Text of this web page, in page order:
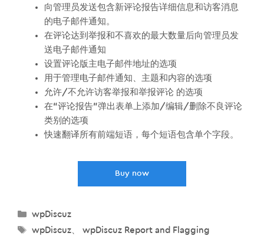
向管理员发送包含新评论报告详细信息和访客消息
的电子邮件通知。
在评论达到举报和不喜欢的最大数量后向管理员发
送电子邮件通知
设置评论版主电子邮件地址的选项
用于管理电子邮件通知、主题和内容的选项
允许/不允许访客举报和举报评论 的选项
在“评论报告”弹出表单上添加/编辑/删除不良评论
类别的选项
快速翻译所有前端短语，每个短语包含单个字段。
Buy now
分
wpDiscuz
标
wpDiscuz、 wpDiscuz Report and Flagging